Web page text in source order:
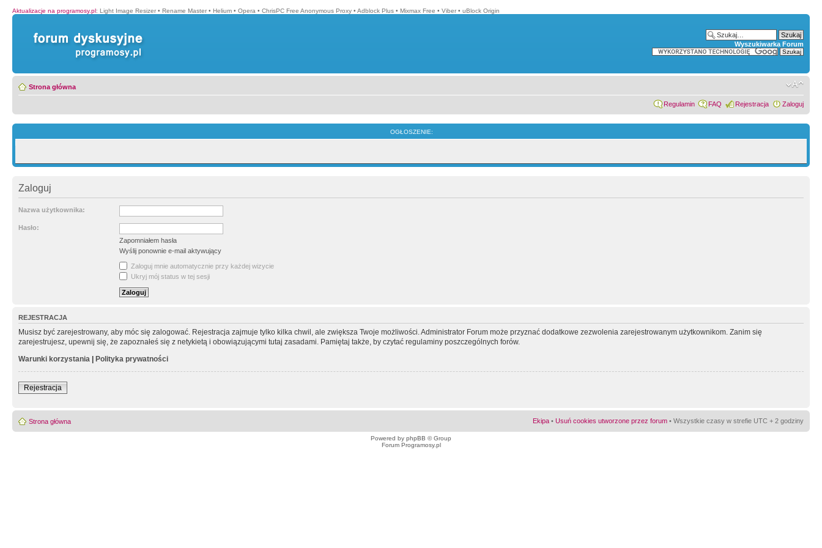
Aktualizacje na programosy.pl: Light Image Resizer • Rename Master • Helium • Opera • ChrisPC Free Anonymous Proxy • Adblock Plus • Mixmax Free • Viber • uBlock Origin
Wyszukiwarka Forum
Strona główna
Regulamin FAQ Rejestracja Zaloguj
OGŁOSZENIE:
Zaloguj
Nazwa użytkownika:
Hasło:
Zapomniałem hasła
Wyślij ponownie e-mail aktywujący
Zaloguj mnie automatycznie przy każdej wizycie
Ukryj mój status w tej sesji
REJESTRACJA
Musisz być zarejestrowany, aby móc się zalogować. Rejestracja zajmuje tylko kilka chwil, ale zwiększa Twoje możliwości. Administrator Forum może przyznać dodatkowe zezwolenia zarejestrowanym użytkownikom. Zanim się
zarejestrujesz, upewnij się, że zapoznałeś się z netykietą i obowiązującymi tutaj zasadami. Pamiętaj także, by czytać regulaminy poszczególnych forów.
Warunki korzystania | Polityka prywatności
Rejestracja
Strona główna Ekipa • Usuń cookies utworzone przez forum • Wszystkie czasy w strefie UTC + 2 godziny
Powered by phpBB © Group
Forum Programosy.pl